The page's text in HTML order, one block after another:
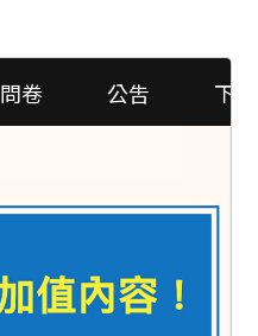
問卷 公吿 下載